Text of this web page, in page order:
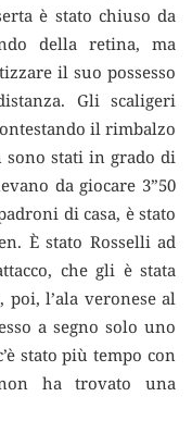
è stato chiuso da
della retina, ma
il suo possesso
Gli scaligeri
il rimbalzo
sono stati in grado di
da giocare 3”50
di casa, è stato
È stato Rosselli ad
che gli è stata
poi, l’ala veronese al
a segno solo uno
stato più tempo con
ha trovato una